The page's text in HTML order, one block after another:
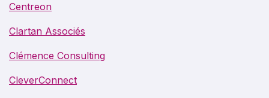
Centreon
Clartan Associés
Clémence Consulting
CleverConnect